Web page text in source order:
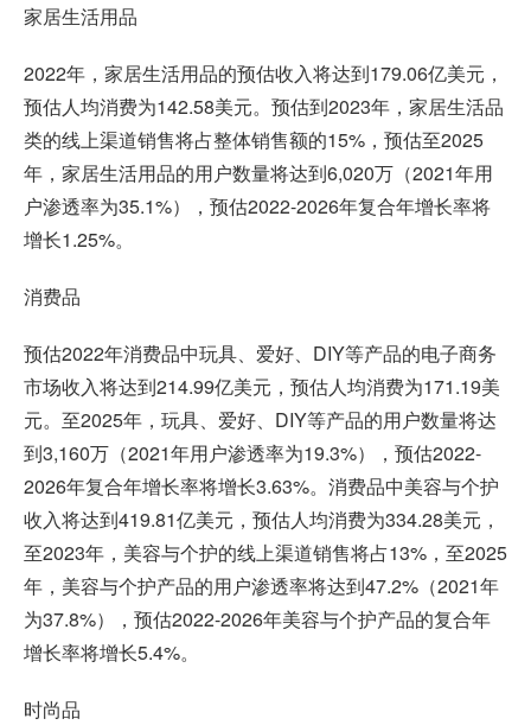
家居生活用品
2022年，家居生活用品的预估收入将达到179.06亿美元，
预估人均消费为142.58美元。预估到2023年，家居生活品
类的线上渠道销售将占整体销售额的15%，预估至2025
年，家居生活用品的用户数量将达到6,020万（2021年用
户渗透率为35.1%），预估2022-2026年复合年增长率将
增长1.25%。
消费品
预估2022年消费品中玩具、爱好、DIY等产品的电子商务
市场收入将达到214.99亿美元，预估人均消费为171.19美
元。至2025年，玩具、爱好、DIY等产品的用户数量将达
到3,160万（2021年用户渗透率为19.3%），预估2022-
2026年复合年增长率将增长3.63%。消费品中美容与个护
收入将达到419.81亿美元，预估人均消费为334.28美元，
至2023年，美容与个护的线上渠道销售将占13%，至2025
年，美容与个护产品的用户渗透率将达到47.2%（2021年
为37.8%），预估2022-2026年美容与个护产品的复合年
增长率将增长5.4%。
时尚品